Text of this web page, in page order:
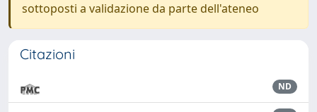
sottoposti a validazione da parte dell'ateneo
Citazioni
ND